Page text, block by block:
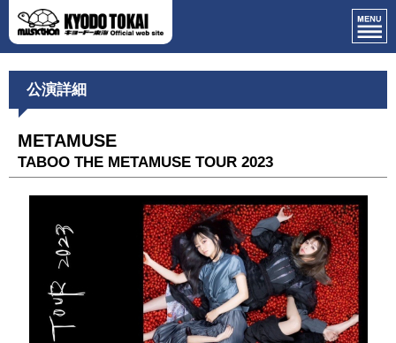
公演詳細
METAMUSE
TABOO THE METAMUSE TOUR 2023